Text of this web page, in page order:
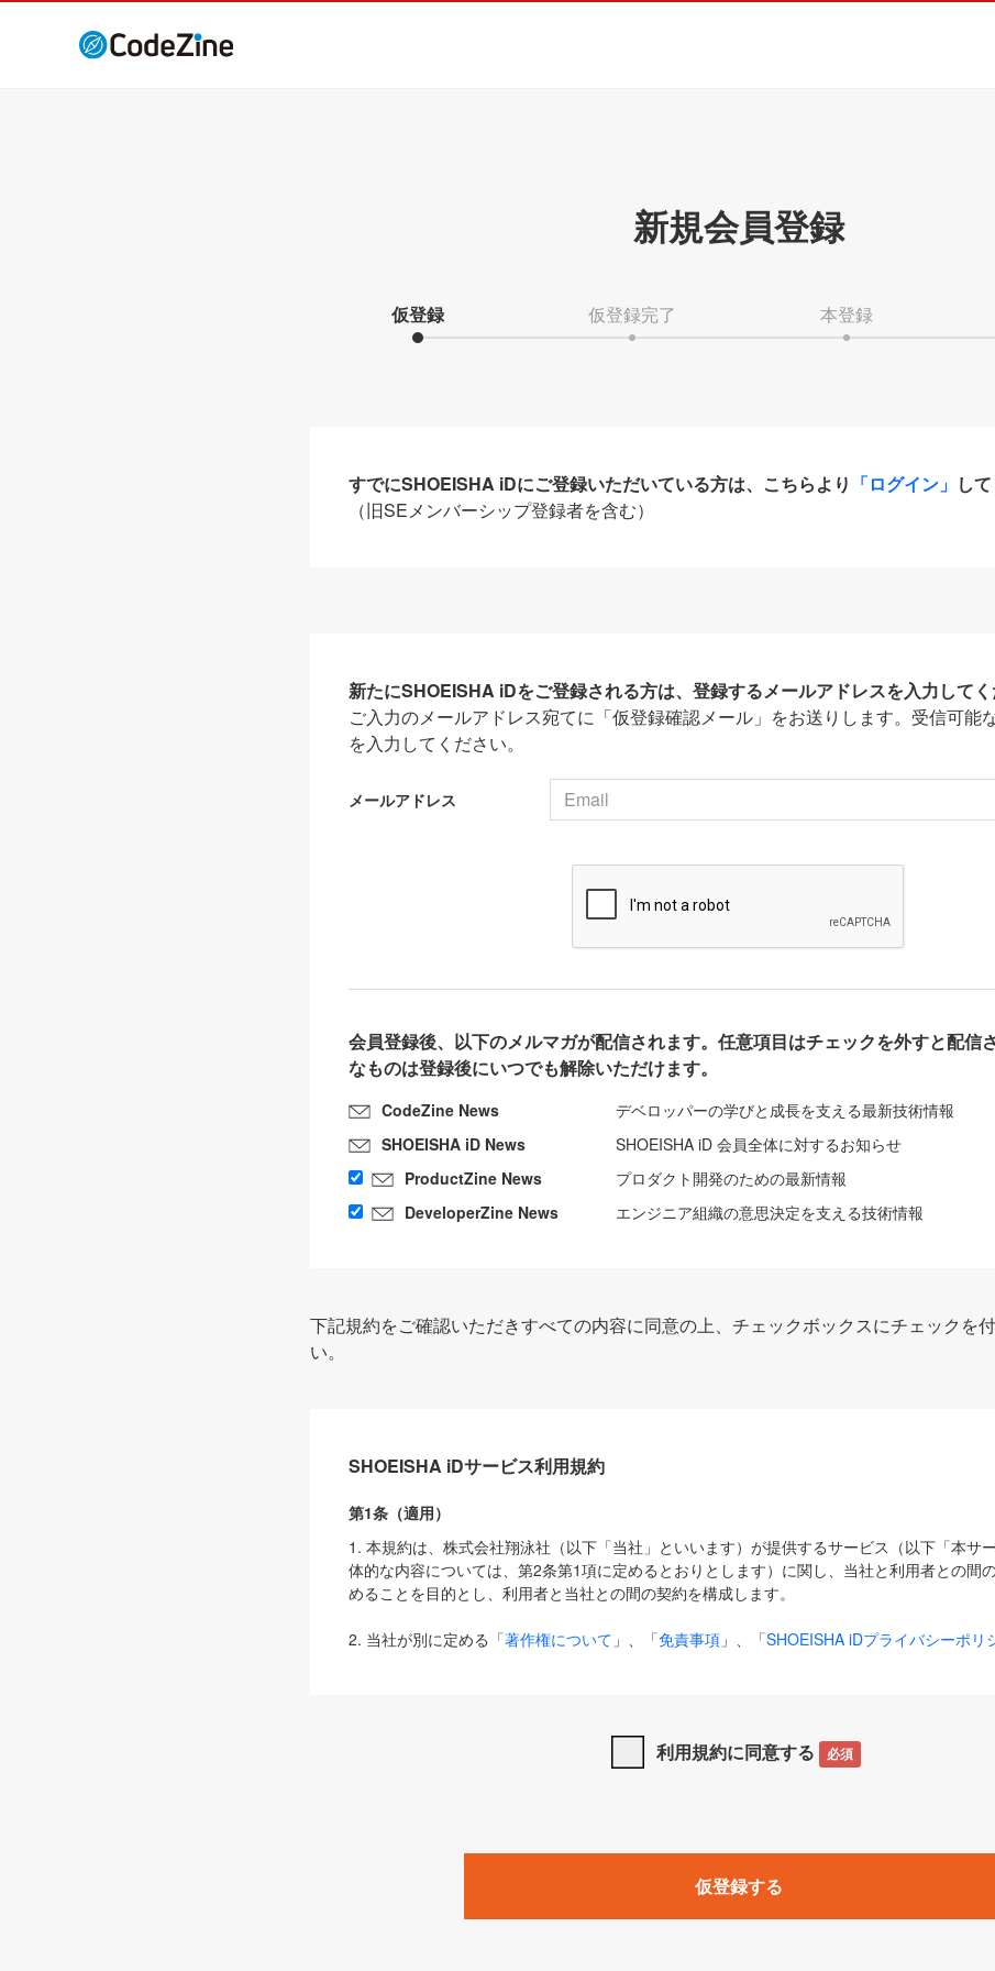
新規会員登録
仮登録 仮登録完了 本登録
すでにSHOEISHA iDにご登録いただいている方は、こちらより 「ログイン」 し
（旧SEメンバーシップ登録者を含む）
新たにSHOEISHA iDをご登録される方は、登録するメールアドレスを入力してく
ご入力のメールアドレス宛てに「仮登録確認メール」をお送りします。受信可能
を入力してください。
メールアドレス
会員登録後、以下のメルマガが配信されます。任意項目はチェックを外すと配信
なものは登録後にいつでも解除いただけます。
CodeZine News
デベロッパーの学びと成長を支える最新技術情報
SHOEISHA iD News
SHOEISHA iD 会員全体に対するお知らせ
ProductZine News
プロダクト開発のための最新情報
DeveloperZine News
エンジニア組織の意思決定を支える技術情報
下記規約をご確認いただきすべての内容に同意の上、チェックボックスにチェックを
い。
SHOEISHA iDサービス利用規約
第1条（適用）
1. 本規約は、株式会社翔泳社（以下「当社」といいます）が提供するサービス（以下「本サ
体的な内容については、第2条第1項に定めるとおりとします）に関し、当社と利用者との間
めることを目的とし、利用者と当社との間の契約を構成します。
2. 当社が別に定める「著作権について 」、「免責事項 」、「SHOEISHA iDプライバシーポリ
は、本規約の規定が優先して適用されるものとします。
1. 「本サービス」とは、当社が提供する以下のサービス（名称や内容が変更された場合、変
みます）及びこれらサービスに関連して当社が実施するイベントやキャンペーンをいいます。
「SEBook」「SEShop」「CodeZine」「MarkeZine」「EnterpriseZine」「ECzine」「Biz/
利用規約に同意する 必須
仮登録する